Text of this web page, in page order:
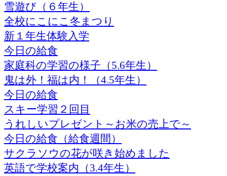
雪遊び（６年生）
全校にこにこ冬まつり
新１年生体験入学
今日の給食
家庭科の学習の様子（5.6年生）
鬼は外！福は内！（4.5年生）
今日の給食
スキー学習２回目
うれしいプレゼント～お米の売上で～
今日の給食（給食週間）
サクラソウの花が咲き始めました
英語で学校案内（3.4年生）